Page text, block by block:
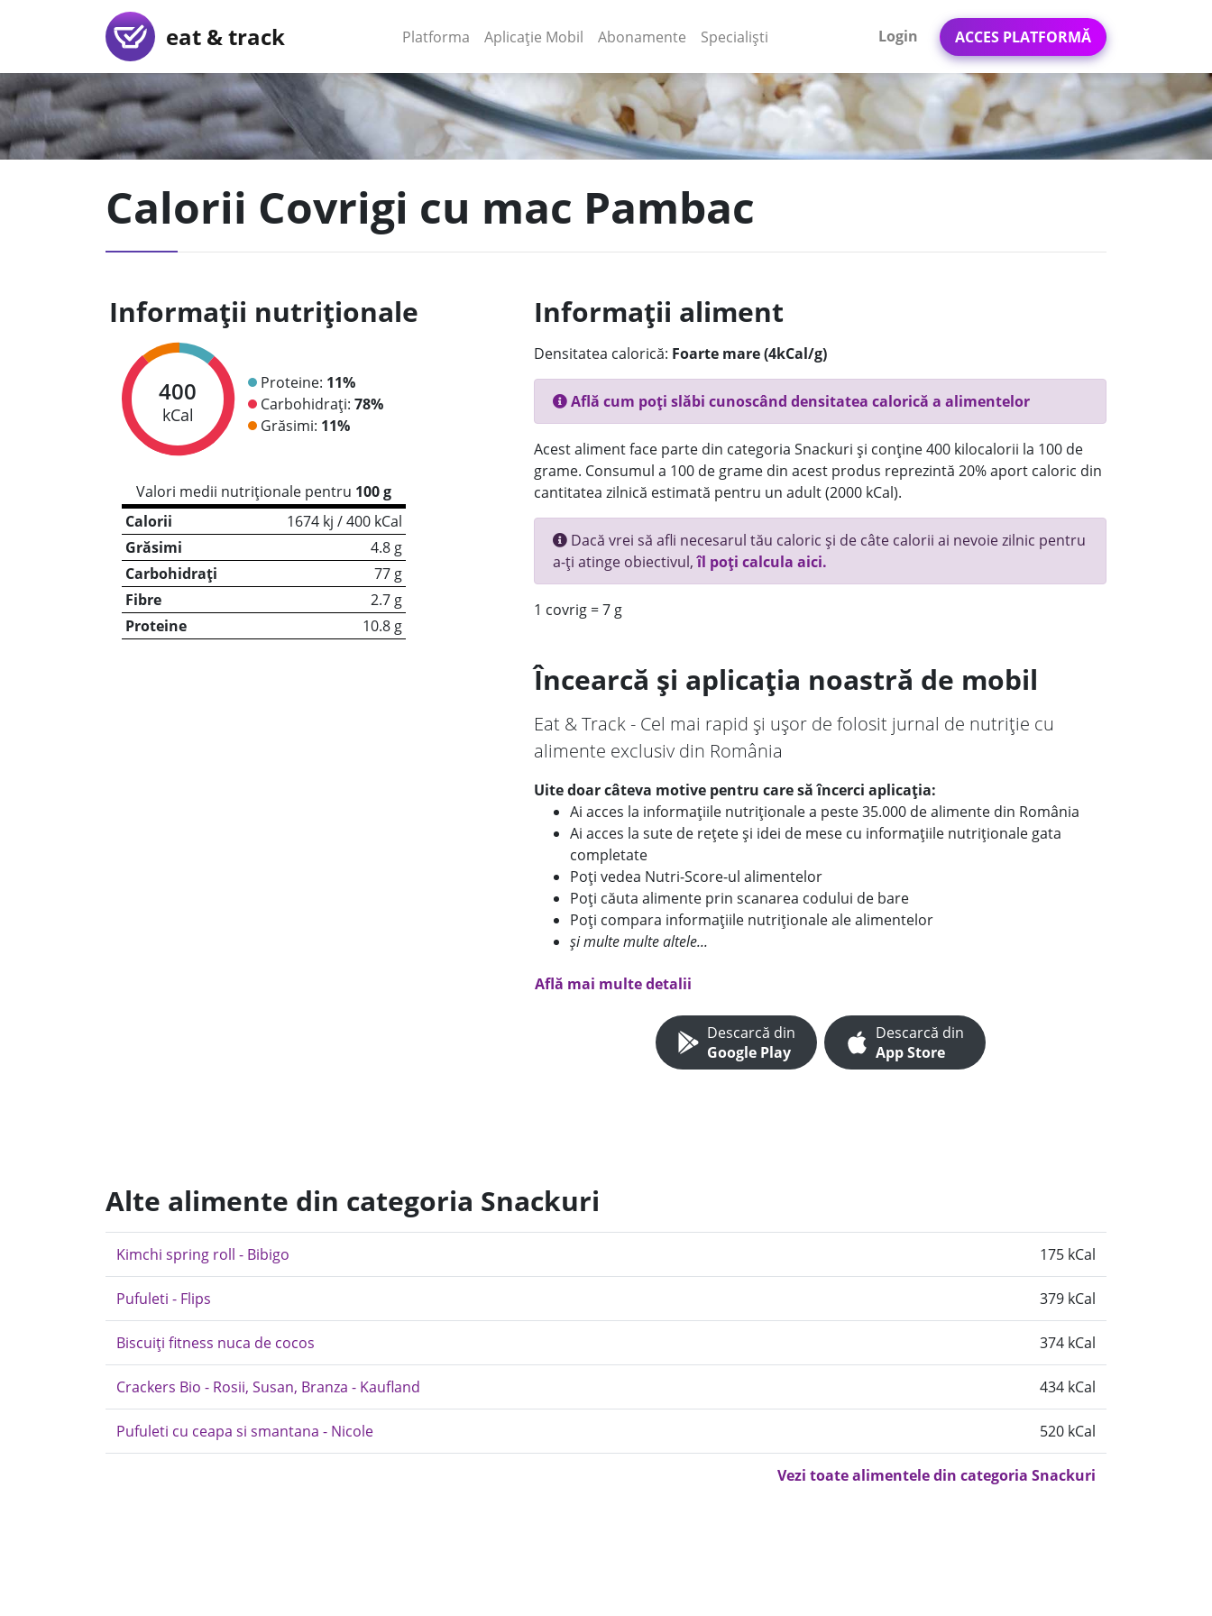
eat & track Platforma (current)
Aplicație Mobil (current)
Abonamente Specialiști Login ACCES PLATFORMĂ
Calorii Covrigi cu mac Pambac
Informații nutriționale
400
kCal
Proteine: 11%
Carbohidrați: 78%
Grăsimi: 11%
Valori medii nutriționale pentru 100 g
Calorii
1674 kj / 400 kCal
Grăsimi
4.8 g
Carbohidrați
77 g
Fibre
2.7 g
Proteine
10.8 g
Informații aliment
Densitatea calorică: Foarte mare (4kCal/g)
Află cum poți slăbi cunoscând densitatea calorică a alimentelor
Acest aliment face parte din categoria Snackuri și conține 400 kilocalorii la 100 de
grame. Consumul a 100 de grame din acest produs reprezintă 20% aport caloric din
cantitatea zilnică estimată pentru un adult (2000 kCal).
Dacă vrei să afli necesarul tău caloric și de câte calorii ai nevoie zilnic pentru
a-ți atinge obiectivul,îl poți calcula aici.
1 covrig = 7 g
Încearcă și aplicația noastră de mobil
Eat & Track - Cel mai rapid și ușor de folosit jurnal de nutriție cu
alimente exclusiv din România
Uite doar câteva motive pentru care să încerci aplicația:
Ai acces la informațiile nutriționale a peste 35.000 de alimente din România
Ai acces la sute de rețete și idei de mese cu informațiile nutriționale gata
completate
Poți vedea Nutri-Score-ul alimentelor
Poți căuta alimente prin scanarea codului de bare
Poți compara informațiile nutriționale ale alimentelor
și multe multe altele...
Află mai multe detalii
Descarcă din
Google Play
Descarcă din
App Store
Alte alimente din categoria Snackuri
Kimchi spring roll - Bibigo 175 kCal
Pufuleti - Flips 379 kCal
Biscuiți fitness nuca de cocos 374 kCal
Crackers Bio - Rosii, Susan, Branza - Kaufland 434 kCal
Pufuleti cu ceapa si smantana - Nicole 520 kCal
Vezi toate alimentele din categoria Snackuri